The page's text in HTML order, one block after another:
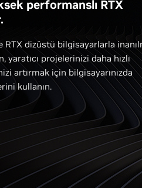
performanslı RTX
RTX dizüstü bilgisayarlarla
yaratıcı projelerinizi daha hızlı
artırmak için bilgisayarınızda
kullanın.